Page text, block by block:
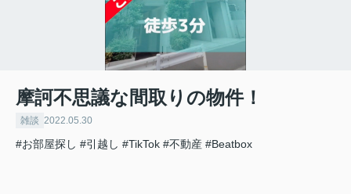
摩訶不思議な間取りの物件！
雑談 2022.05.30
#お部屋探し #引越し #TikTok #不動産 #Beatbox